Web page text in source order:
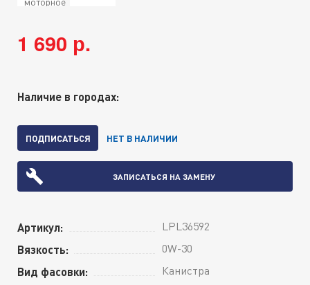
1 690 р.
Наличие в городах:
ПОДПИСАТЬСЯ НЕТ В НАЛИЧИИ
ЗАПИСАТЬСЯ НА ЗАМЕНУ
Артикул: LPL36592
Вязкость: 0W-30
Вид фасовки: Канистра